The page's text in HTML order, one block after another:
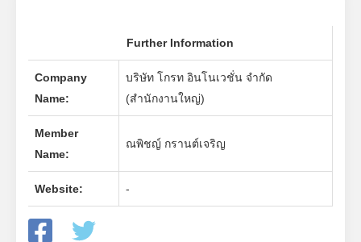
Further Information
Company
Name:
บริษัท โกรท อินโนเวชั่น จำกัด
(สำนักงานใหญ่)
Member
Name:
ณพิชญ์ กรานต์เจริญ
Website: -